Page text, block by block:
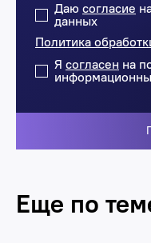
Даю согласие
данных
Политика
Я согласен на
Еще по